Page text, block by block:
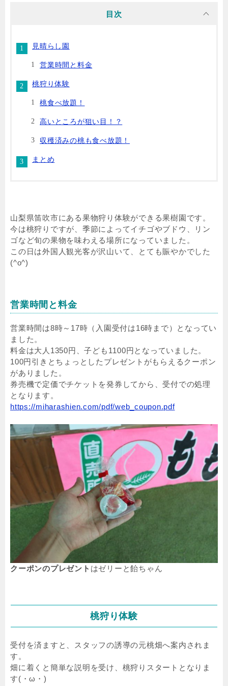
目次
見晴らし園
営業時間と料金
桃狩り体験
桃食べ放題！
高いところが狙い目！？
収穫済みの桃も食べ放題！
まとめ
山梨県笛吹市にある果物狩り体験ができる果樹園です。
今は桃狩りですが、季節によってイチゴやブドウ、リン
ゴなど旬の果物を味わえる場所になっていました。
この日は外国人観光客が沢山いて、とても賑やかでした
(^o^)
営業時間と料金
営業時間は8時～17時（入園受付は16時まで）となってい
ました。
料金は大人1350円、子ども1100円となっていました。
100円引きとちょっとしたプレゼントがもらえるクーポン
がありました。
券売機で定価でチケットを発券してから、受付での処理
となります。
https://miharashien.com/pdf/web_coupon.pdf
クーポンのプレゼント はゼリーと飴ちゃん
桃狩り体験
受付を済ますと、スタッフの誘導の元桃畑へ案内されま
す。
畑に着くと簡単な説明を受け、桃狩りスタートとなりま
す(・ω・)